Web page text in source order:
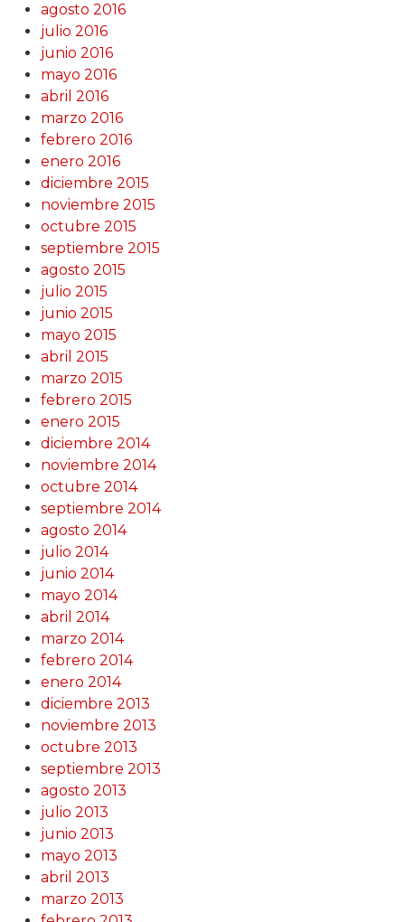
agosto 2016
julio 2016
junio 2016
mayo 2016
abril 2016
marzo 2016
febrero 2016
enero 2016
diciembre 2015
noviembre 2015
octubre 2015
septiembre 2015
agosto 2015
julio 2015
junio 2015
mayo 2015
abril 2015
marzo 2015
febrero 2015
enero 2015
diciembre 2014
noviembre 2014
octubre 2014
septiembre 2014
agosto 2014
julio 2014
junio 2014
mayo 2014
abril 2014
marzo 2014
febrero 2014
enero 2014
diciembre 2013
noviembre 2013
octubre 2013
septiembre 2013
agosto 2013
julio 2013
junio 2013
mayo 2013
abril 2013
marzo 2013